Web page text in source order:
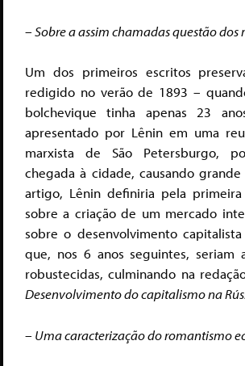
– Sobre a assim chamadas questão dos
Um dos primeiros escritos
redigido no verão de 1893 –
bolchevique tinha apenas 23
apresentado por Lênin em uma
marxista de São Petersburgo,
chegada à cidade, causando
artigo, Lênin definiria pela primeira
sobre a criação de um mercado
sobre o desenvolvimento
que, nos 6 anos seguintes, seriam
robustecidas, culminando na
Desenvolvimento do capitalismo na
– Uma caracterização do romantismo